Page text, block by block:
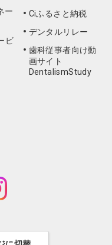
ー
ビ
Ciふるさと納税
デンタルリレー
歯科従事者向け動
画サイト
DentalismStudy